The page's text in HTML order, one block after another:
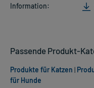
Information:
Passende Produkt-
Produkte für Katzen |
für Hunde